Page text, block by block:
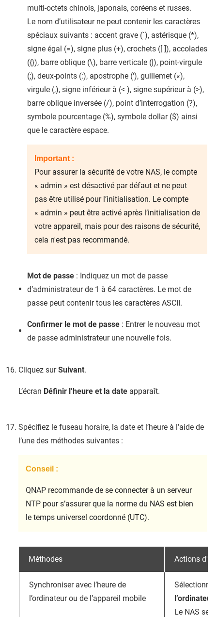
multi-octets chinois, japonais, coréens et russes.
Le nom d’utilisateur ne peut contenir les caractères
spéciaux suivants : accent grave (`), astérisque (*),
signe égal (=), signe plus (+), crochets ([ ]), accolades
({}), barre oblique (\), barre verticale (|), point-virgule
(;), deux-points (:), apostrophe ('), guillemet («),
virgule (,), signe inférieur à (< ), signe supérieur à (>),
barre oblique inversée (/), point d’interrogation (?),
symbole pourcentage (%), symbole dollar ($) ainsi
que le caractère espace.
Important :
Pour assurer la sécurité de votre NAS, le compte
« admin » est désactivé par défaut et ne peut
pas être utilisé pour l’initialisation. Le compte
« admin » peut être activé après l’initialisation de
votre appareil, mais pour des raisons de sécurité,
cela n'est pas recommandé.
Mot de passe : Indiquez un mot de passe
d’administrateur de 1 à 64 caractères. Le mot de
passe peut contenir tous les caractères ASCII.
Confirmer le mot de passe : Entrer le nouveau mot
de passe administrateur une nouvelle fois.
Cliquez surSuivant.
L’écran Définir l’heure et la date apparaît.
Spécifiez le fuseau horaire, la date et l’heure à l’aide de
l’une des méthodes suivantes :
Conseil :
QNAP recommande de se connecter à un serveur
NTP pour s’assurer que la norme du NAS est bien
le temps universel coordonné (UTC).
Méthodes Actions
Synchroniser avec l’heure de
l’ordinateur ou de l’appareil mobile
Le NAS se